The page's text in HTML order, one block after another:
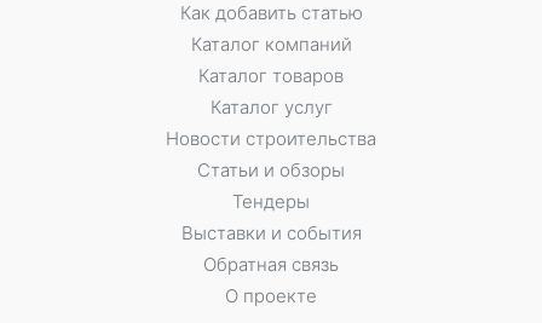
Как добавить статью
Каталог компаний
Каталог товаров
Каталог услуг
Новости строительства
Статьи и обзоры
Тендеры
Выставки и события
Обратная связь
О проекте